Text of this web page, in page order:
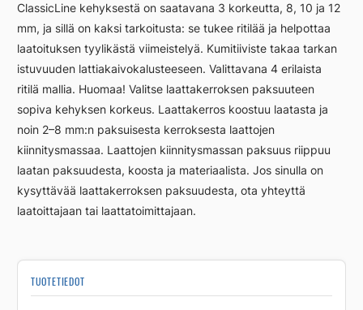
ClassicLine kehyksestä on saatavana 3 korkeutta, 8, 10 ja 12
mm, ja sillä on kaksi tarkoitusta: se tukee ritilää ja helpottaa
laatoituksen tyylikästä viimeistelyä. Kumitiiviste takaa tarkan
istuvuuden lattiakaivokalusteeseen. Valittavana 4 erilaista
ritilä mallia. Huomaa! Valitse laattakerroksen paksuuteen
sopiva kehyksen korkeus. Laattakerros koostuu laatasta ja
noin 2–8 mm:n paksuisesta kerroksesta laattojen
kiinnitysmassaa. Laattojen kiinnitysmassan paksuus riippuu
laatan paksuudesta, koosta ja materiaalista. Jos sinulla on
kysyttävää laattakerroksen paksuudesta, ota yhteyttä
laatoittajaan tai laattatoimittajaan.
TUOTETIEDOT